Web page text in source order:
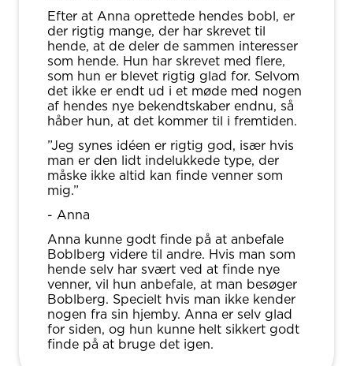
Efter at Anna oprettede hendes bobl, er
der rigtig mange, der har skrevet til
hende, at de deler de sammen interesser
som hende. Hun har skrevet med flere,
som hun er blevet rigtig glad for. Selvom
det ikke er endt ud i et møde med nogen
af hendes nye bekendtskaber endnu, så
håber hun, at det kommer til i fremtiden.
”Jeg synes idéen er rigtig god, især hvis
man er den lidt indelukkede type, der
måske ikke altid kan finde venner som
mig.”
- Anna
Anna kunne godt finde på at anbefale
Boblberg videre til andre. Hvis man som
hende selv har svært ved at finde nye
venner, vil hun anbefale, at man besøger
Boblberg. Specielt hvis man ikke kender
nogen fra sin hjemby. Anna er selv glad
for siden, og hun kunne helt sikkert godt
finde på at bruge det igen.